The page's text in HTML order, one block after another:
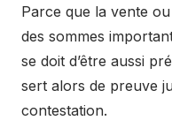
Parce que la vente
des sommes
se doit d’être aussi
sert alors de preuve
contestation.